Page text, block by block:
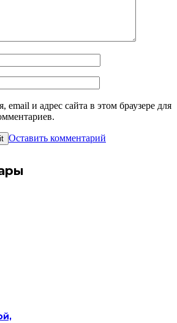
email и адрес сайта в этом браузере для
Оставить комментарий